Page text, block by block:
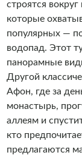
строятся
которые
популярных —
водопад. Этот
панорамные
Другой
Афон, где за
монастырь,
аллеям и
кто
предлагаются